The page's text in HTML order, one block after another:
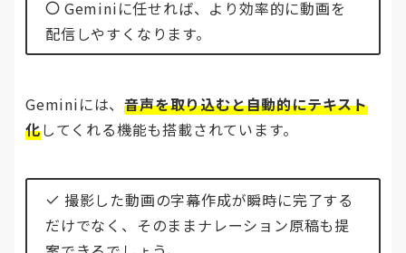
Geminiに任せれば、より効率的に動画を
配信しやすくなります。
Geminiには、音声を取り込むと自動的にテキスト
化してくれる機能も搭載されています。
撮影した動画の字幕作成が瞬時に完了する
だけでなく、そのままナレーション原稿も提